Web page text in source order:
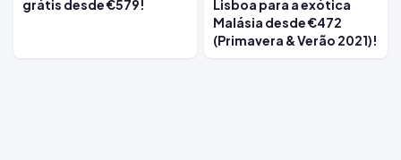
grátis desde €579!
Lisboa para a exótica
Malásia desde €472
(Primavera & Verão 2021)!